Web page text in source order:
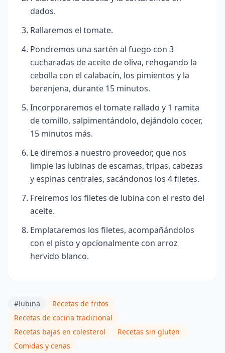
dados.
Rallaremos el tomate.
Pondremos una sartén al fuego con 3
cucharadas de aceite de oliva, rehogando la
cebolla con el calabacín, los pimientos y la
berenjena, durante 15 minutos.
Incorporaremos el tomate rallado y 1 ramita
de tomillo, salpimentándolo, dejándolo cocer,
15 minutos más.
Le diremos a nuestro proveedor, que nos
limpie las lubinas de escamas, tripas, cabezas
y espinas centrales, sacándonos los 4 filetes.
Freiremos los filetes de lubina con el resto del
aceite.
Emplataremos los filetes, acompañándolos
con el pisto y opcionalmente con arroz
hervido blanco.
#lubina
Recetas de fritos
Recetas de cocina tradicional
Recetas bajas en colesterol
Recetas sin gluten
Comidas y cenas